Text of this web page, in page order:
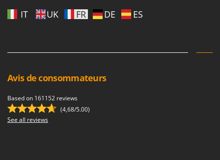
IT UK FR DE ES
Avis de consommateurs
Based on 161152 reviews
(4,68/5.00)
See all reviews